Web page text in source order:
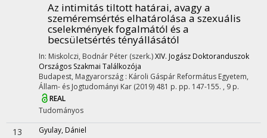
Az intimitás tiltott határai, avagy a
szeméremsértés elhatárolása a szexuális
cselekmények fogalmától és a
becsületsértés tényállásától
In: Miskolczi, Bodnár Péter (szerk.)XIV. Jogász Doktoranduszok
Országos Szakmai Találkozója
Budapest, Magyarország : Károli Gáspár Református Egyetem,
Állam- és Jogtudományi Kar (2019) 481 p. pp. 147-155. , 9 p.
REAL
Tudományos
13 Gyulay, Dániel